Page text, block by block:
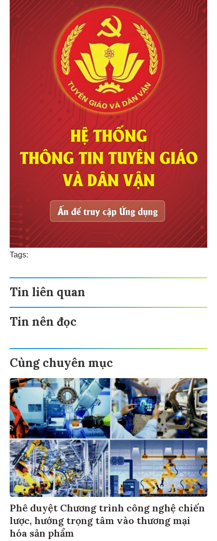
Tags:
Tin liên quan
Tin nên đọc
Cùng chuyên mục
Phê duyệt Chương trình công nghệ chiến
lược, hướng trọng tâm vào thương mại
hóa sản phẩm